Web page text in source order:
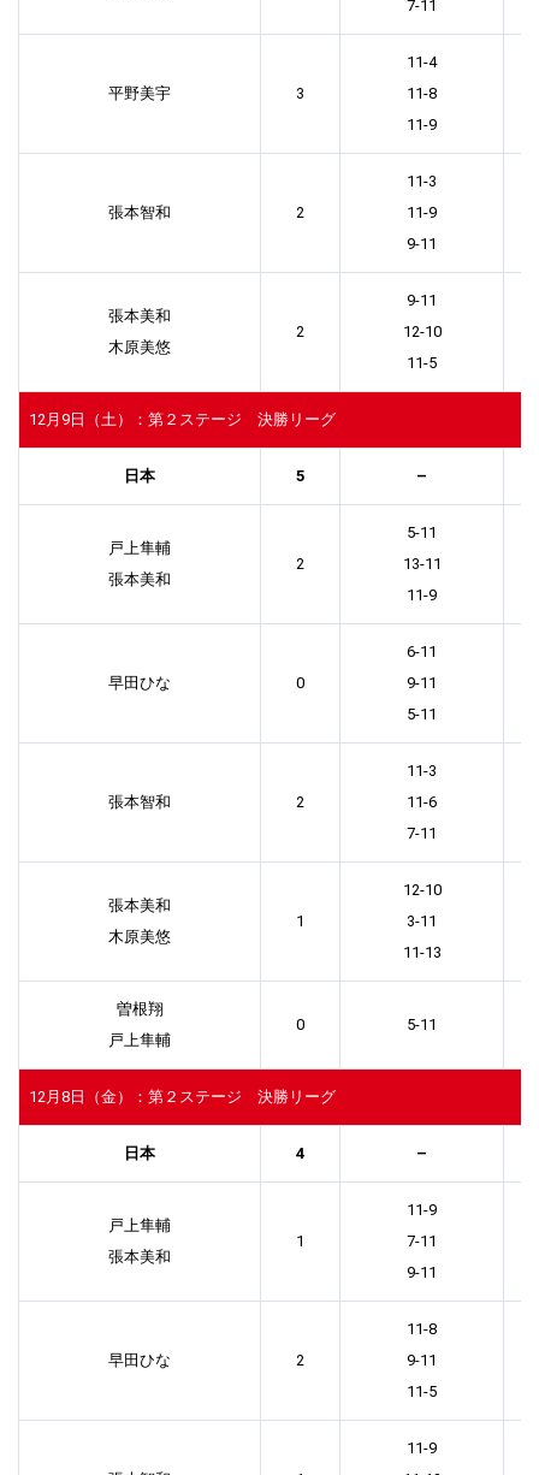
7-11
平野美宇 3
11-4
11-8
11-9
張本智和 2
11-3
11-9
9-11
張本美和
木原美悠
2
9-11
12-10
11-5
12月9日（土）：第２ステージ 決勝リーグ
日本 5 –
戸上隼輔
張本美和
2
5-11
13-11
11-9
早田ひな 0
6-11
9-11
5-11
張本智和 2
11-3
11-6
7-11
張本美和
木原美悠
1
12-10
3-11
11-13
曽根翔
戸上隼輔
0 5-11
12月8日（金）：第２ステージ 決勝リーグ
日本 4 –
戸上隼輔
張本美和
1
11-9
7-11
9-11
早田ひな 2
11-8
9-11
11-5
11-9